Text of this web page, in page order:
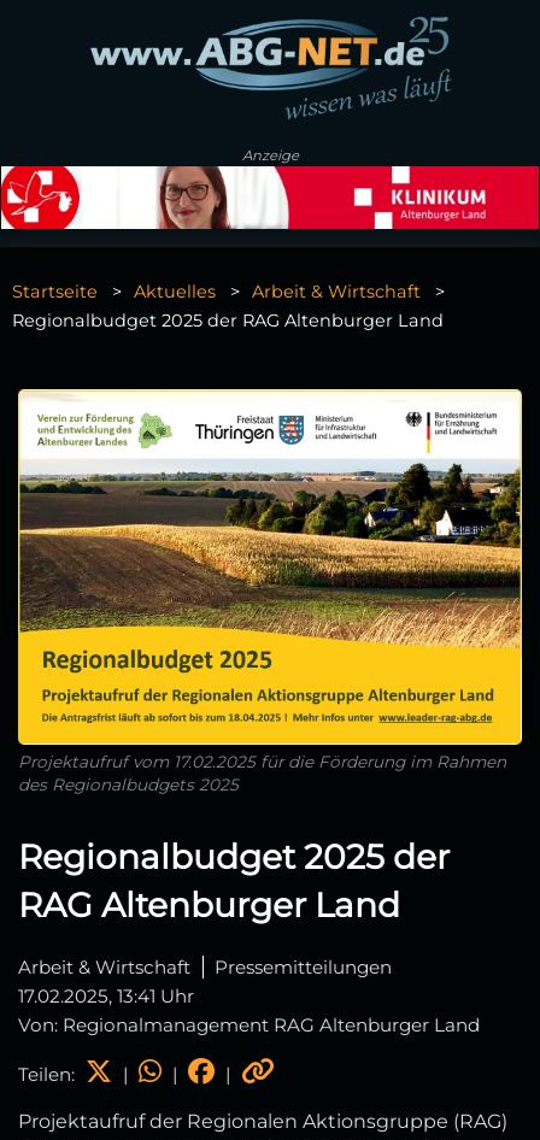
Anzeige
Startseite Aktuelles
Arbeit & Wirtschaft
Regionalbudget 2025 der RAG Altenburger Land
Projektaufruf vom 17.02.2025 für die Förderung im Rahmen
des Regionalbudgets 2025
Regionalbudget 2025 der
RAG Altenburger Land
Arbeit & Wirtschaft
Pressemitteilungen
17.02.2025, 13:41 Uhr
Von: Regionalmanagement RAG Altenburger Land
Teilen: | | |
Projektaufruf der Regionalen Aktionsgruppe (RAG)